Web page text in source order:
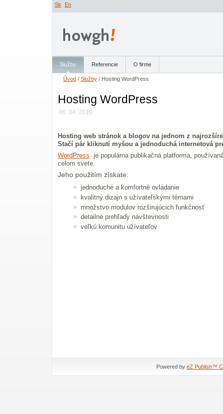
Sk En
Služby Referencie O firme
Úvod / Služby / Hosting WordPress
Hosting WordPress
06. 04. 2010
Hosting web stránok a blogov na jednom z
Stačí pár kliknutí myšou a jednoduchá internetová
WordPress je populárna publikačná platforma,
celom svete.
Jeho použitím získate:
jednoduché a komfortné ovládanie
kvalitný dizajn s užívateľskými témami
množstvo modulov rozširujúcich funkčnosť
detailné prehľady návštevnosti
veľkú komunitu užívateľov
Powered by eZ Publish™